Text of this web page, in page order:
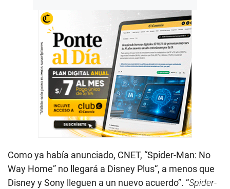
Como ya había anunciado, CNET, “Spider-Man: No
Way Home” no llegará a Disney Plus“, a menos que
Disney y Sony lleguen a un nuevo acuerdo”. “Spider-